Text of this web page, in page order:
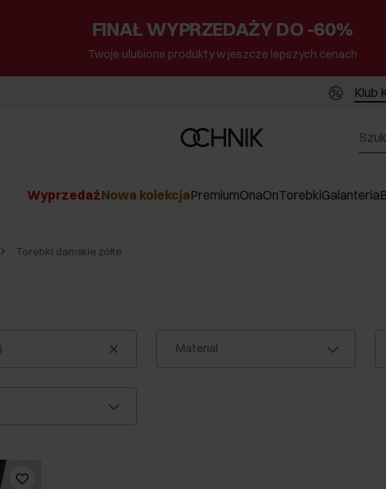
FINAŁ WYPRZEDAŻY DO -60%
Twoje ulubione produkty w jeszcze lepszych cenach
Klub
WyprzedażNowa kolekcjaPremiumOnaOnTorebkiGalanteria
Torebki damskie żółte
Materiał